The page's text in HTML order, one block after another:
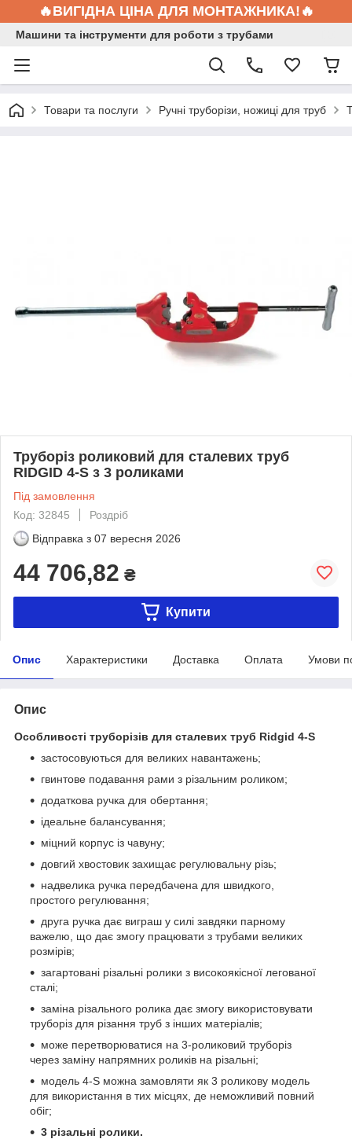
🔥ВИГІДНА ЦІНА ДЛЯ МОНТАЖНИКА!🔥
Машини та інструменти для роботи з трубами
Товари та послуги Ручні труборізи, ножиці для труб
Труборіз роликовий для сталевих труб
RIDGID 4-S з 3 роликами
Під замовлення
Код: 32845
Роздріб
Відправка з 07 вересня 2026
44 706,82 ₴
Купити
Опис Характеристики Доставка Оплата Умови
Опис
Особливості труборізів для сталевих труб Ridgid 4-S
застосовуються для великих навантажень;
гвинтове подавання рами з різальним роликом;
додаткова ручка для обертання;
ідеальне балансування;
міцний корпус із чавуну;
довгий хвостовик захищає регулювальну різь;
надвелика ручка передбачена для швидкого,
простого регулювання;
друга ручка дає виграш у силі завдяки парному
важелю, що дає змогу працювати з трубами великих
розмірів;
загартовані різальні ролики з високоякісної легованої
сталі;
заміна різального ролика дає змогу використовувати
труборіз для різання труб з інших матеріалів;
може перетворюватися на 3-роликовий труборіз
через заміну напрямних роликів на різальні;
модель 4-S можна замовляти як 3 роликову модель
для використання в тих місцях, де неможливий повний
обіг;
3 різальні ролики.